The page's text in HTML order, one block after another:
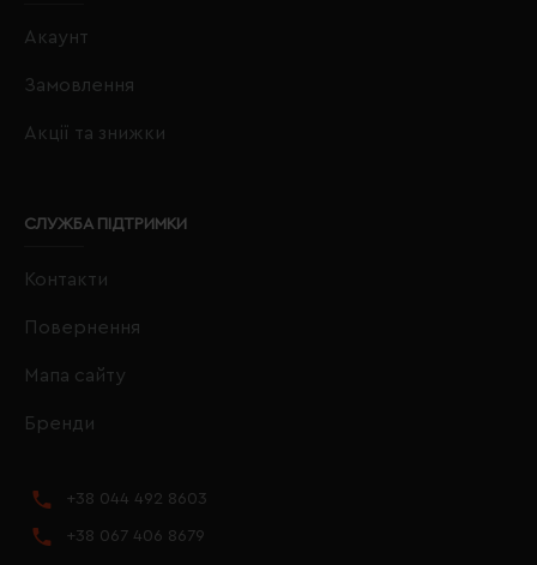
Акаунт
Замовлення
Акції та знижки
СЛУЖБА ПІДТРИМКИ
Контакти
Повернення
Мапа сайту
Бренди
+38 044 492 8603
+38 067 406 8679